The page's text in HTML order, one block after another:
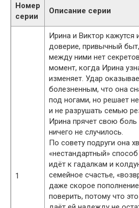
Номер
серии
Описание серии
1
Ирина и Виктор кажутся
доверие, привычный
между ними нет
момент, когда Ирина
изменяет. Удар
болезненным, что она
под ногами, но решает
и не разрушать семью
Ирина прячет свою боль
ничего не случилось.
По совету подруги она
«нестандартный»
идёт к гадалкам и
семейное счастье,
даже скорое
поверить, потому что